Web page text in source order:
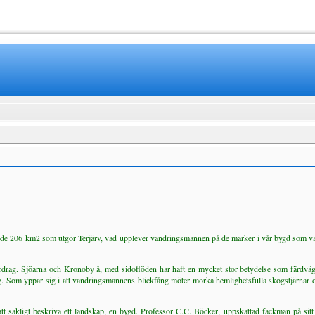
206 km2 som utgör Terjärv, vad upplever vandringsmannen på de marker i vår bygd som
Sjöarna och Kronoby å, med sidoflöden har haft en mycket stor betydelse som
Som yppar sig i att vandringsmannens blickfång möter mörka hemlighetsfulla
sakligt beskriva ett landskap, en bygd. Professor C.C. Böcker, uppskattad fackman på